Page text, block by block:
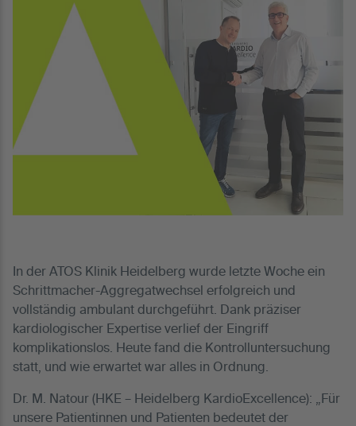
In der ATOS Klinik Heidelberg wurde letzte Woche ein
Schrittmacher-Aggregatwechsel erfolgreich und
vollständig ambulant durchgeführt. Dank präziser
kardiologischer Expertise verlief der Eingriff
komplikationslos. Heute fand die Kontrolluntersuchung
statt, und wie erwartet war alles in Ordnung.
Dr. M. Natour (HKE – Heidelberg KardioExcellence): „Für
unsere Patientinnen und Patienten bedeutet der